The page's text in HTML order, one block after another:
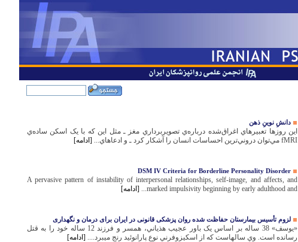
دانشِ نوينِ ذهن
اين روزها تعبيرهاي اغراق‌شده درباره‌ي تصويربرداري مغز ـ مثل اين که با يک اسکن ساده‌ي
fMRI مي‌توان دروني‌ترين احساسات انسان را آشکار کرد ـ و ادعاهاي...
[ادامه]
DSM IV Criteria for Borderline Personality Disorder
A pervasive pattern of instability of interpersonal relationships, self-image, and affects, and
marked impulsivity beginning by early adulthood and...
[ادامه]
لزوم تأسیس بیمارستان حفاظت شده روان پزشکی قانونی در ایران برای درمان و نگهداری
«يوسف» 38 ساله بر اساس يک باور عجيب هذياني، همسر و فرزند 12 ساله خود را به قتل
رسانده است. وي سالهاست که از اسکيزوفرني نوع پارانوئيد رنج مي‏برد.... [ادامه]